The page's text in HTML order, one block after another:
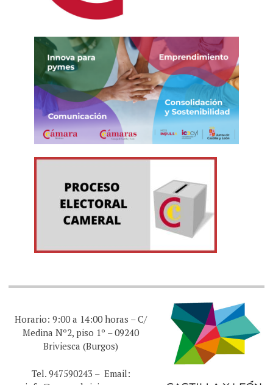
Horario: 9:00 a 14:00 horas – C/
Medina Nº2, piso 1º – 09240
Briviesca (Burgos)
Tel. 947590243 – Email: